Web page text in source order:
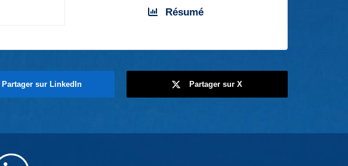
Résumé
Partager sur LinkedIn Partager sur X